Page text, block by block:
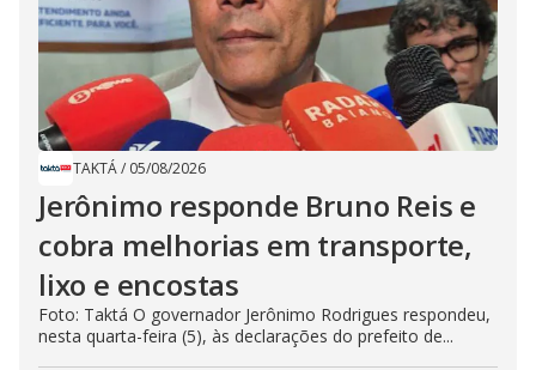
TAKTÁ/ 05/08/2026
Jerônimo responde Bruno Reis e
cobra melhorias em transporte,
lixo e encostas
Foto: Taktá O governador Jerônimo Rodrigues respondeu,
nesta quarta-feira (5), às declarações do prefeito de...